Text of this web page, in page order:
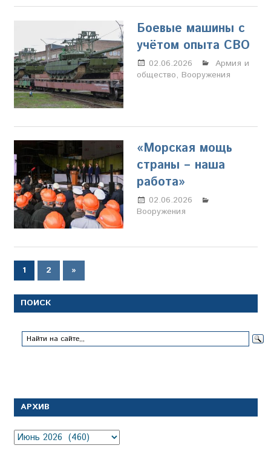
Боевые машины с
учётом опыта СВО
02.06.2026
Настя
Свиридова
Армия и
общество, Вооружения
«Морская мощь
страны – наша
работа»
02.06.2026
Вооружения
Пагинация
1 2
Следующие
записи
»
ПОИСК
АРХИВ
Архив